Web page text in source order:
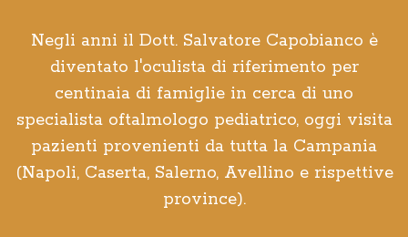
Negli anni il Dott. Salvatore Capobianco è
diventato l'oculista di riferimento per
centinaia di famiglie in cerca di uno
specialista oftalmologo pediatrico, oggi visita
pazienti provenienti da tutta la Campania
(Napoli, Caserta, Salerno, Avellino e rispettive
province).